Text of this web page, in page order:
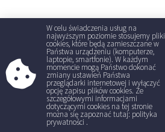
W celu świadczenia usług na
najwyższym poziomie stosujemy pliki
cookies, które będą zamieszczane w
Państwa urządzeniu (komputerze,
laptopie, smartfonie). W każdym
momencie mogą Państwo dokonać
zmiany ustawień Państwa
przeglądarki internetowej i wyłączyć
opcję zapisu plików cookies. Ze
szczegółowymi informacjami
dotyczącymi cookies na tej stronie
można się zapoznać tutaj: polityka
prywatności .